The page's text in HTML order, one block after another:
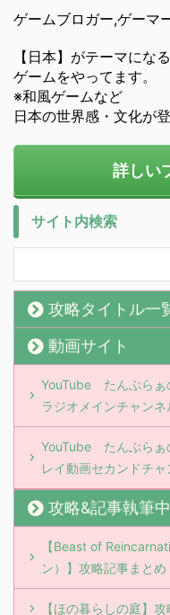
ゲームブロガー,ゲーマ
【日本】がテーマになる
ゲームをやってます。
※和風ゲームなど
日本の世界感・文化が
詳しい
サイト内検索
攻略タイトル一
動画サイト
YouTube たんぶらぁ
ラジオメインチャンネ
YouTube たんぶらぁ
レイ動画セカンドチャ
攻略&記事執筆
【Beast of
ン）】攻略記事まとめ
【ほの暮らしの庭】